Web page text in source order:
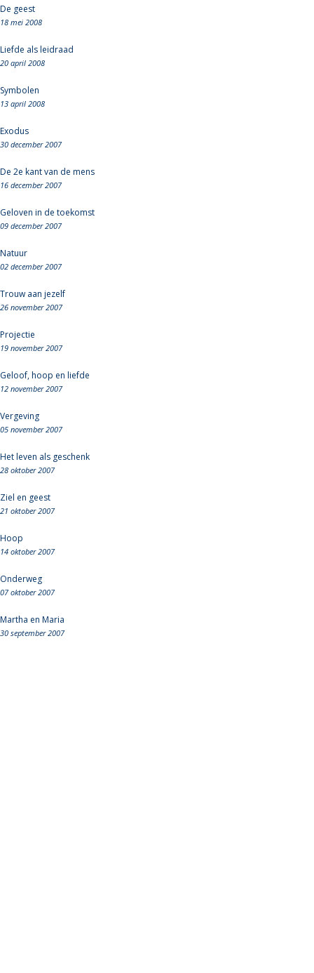
De geest
18 mei 2008
Liefde als leidraad
20 april 2008
Symbolen
13 april 2008
Exodus
30 december 2007
De 2e kant van de mens
16 december 2007
Geloven in de toekomst
09 december 2007
Natuur
02 december 2007
Trouw aan jezelf
26 november 2007
Projectie
19 november 2007
Geloof, hoop en liefde
12 november 2007
Vergeving
05 november 2007
Het leven als geschenk
28 oktober 2007
Ziel en geest
21 oktober 2007
Hoop
14 oktober 2007
Onderweg
07 oktober 2007
Martha en Maria
30 september 2007